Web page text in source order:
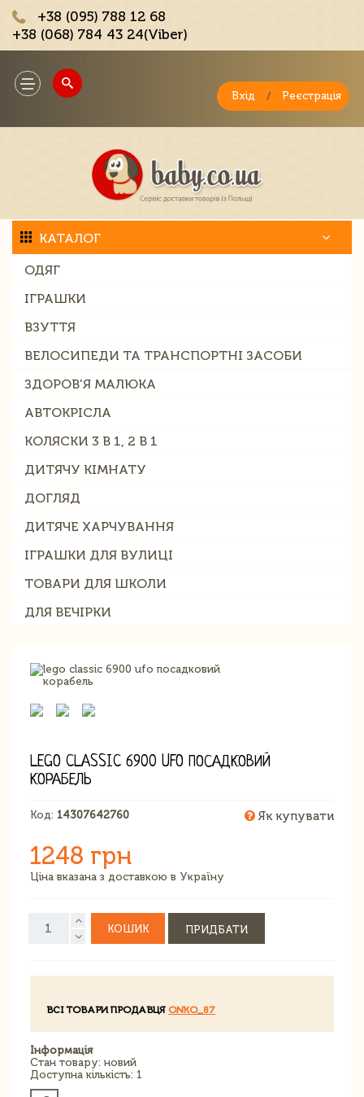
+38 (095) 788 12 68
+38 (068) 784 43 24(Viber)
Toggle
navigation
Вхід / Реєстрація
КАТАЛОГ
ОДЯГ
ІГРАШКИ
ВЗУТТЯ
ВЕЛОСИПЕДИ ТА ТРАНСПОРТНІ ЗАСОБИ
ЗДОРОВ'Я МАЛЮКА
АВТОКРІСЛА
КОЛЯСКИ 3 В 1, 2 В 1
ДИТЯЧУ КІМНАТУ
ДОГЛЯД
ДИТЯЧЕ ХАРЧУВАННЯ
ІГРАШКИ ДЛЯ ВУЛИЦІ
ТОВАРИ ДЛЯ ШКОЛИ
ДЛЯ ВЕЧІРКИ
LEGO CLASSIC 6900 UFO ПОСАДКОВИЙ
КОРАБЕЛЬ
Код: 14307642760 Як купувати
1248 грн
Ціна вказана з доставкою в Україну
КОШИК ПРИДБАТИ
ВСІ ТОВАРИ ПРОДАВЦЯ ONKO_87
Інформація
Стан товару: новий
Доступна кількість: 1